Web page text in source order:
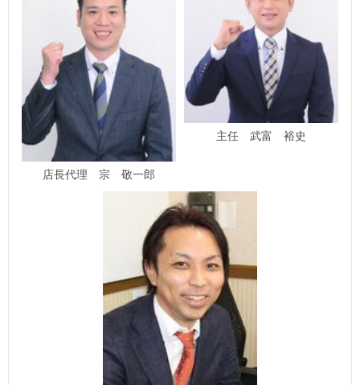
店長代理 宗 敬一郎
主任 武富 裕史